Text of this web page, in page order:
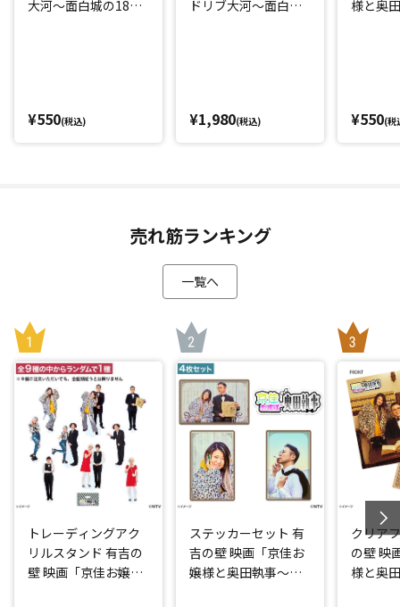
大河～面白城の18人
¥550(税込)
ドリブ大河～面白城
¥1,980(税込)
様と奥
¥550(税
売れ筋ランキング
一覧へ
トレーディングアク
リルスタンド 有吉の
壁 映画「京佳お嬢様
ステッカーセット 有
吉の壁 映画「京佳お
嬢様と奥田執事～京
クリア
の壁 映
様と奥